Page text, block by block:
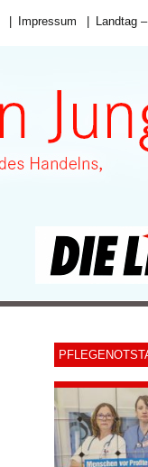
Impressum Landtag